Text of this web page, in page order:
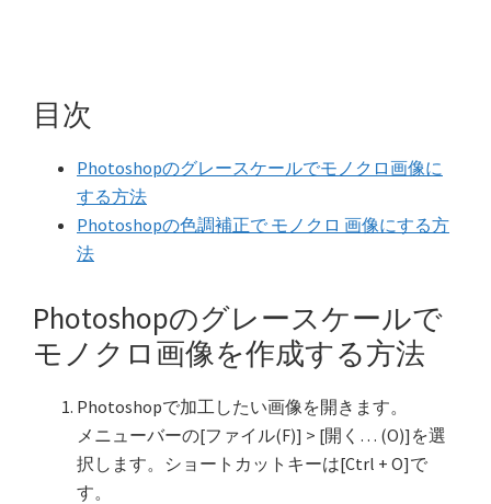
目次
Photoshopのグレースケールでモノクロ画像に
する方法
Photoshopの色調補正で モノクロ 画像にする方
法
Photoshopのグレースケールで
モノクロ画像を作成する方法
Photoshopで加工したい画像を開きます。
メニューバーの[ファイル(F)] > [開く… (O)]を選
択します。ショートカットキーは[Ctrl + O]で
す。